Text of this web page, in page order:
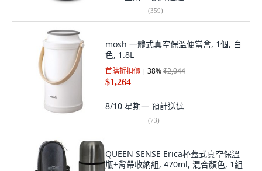
(359)
mosh 一體式真空保溫便當盒, 1個, 白
色, 1.8L
首購折扣價 38%$2,044
$1,264
8/10 星期一 預計送達
(73)
QUEEN SENSE Erica杯蓋式真空保溫
瓶+背帶收納組, 470ml, 混合顏色, 1組